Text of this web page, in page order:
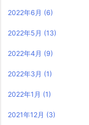
2022年6月 (6)
2022年5月 (13)
2022年4月 (9)
2022年3月 (1)
2022年1月 (1)
2021年12月 (3)